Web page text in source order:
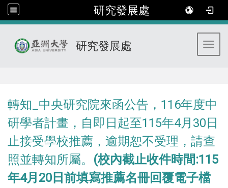
研究發展處
研究發展處
轉知_中央研究院來函公告，116年度中
研學者計畫，自即日起至115年4月30日
止接受學校推薦，逾期恕不受理，請查
照並轉知所屬。 (校內截止收件時間:115
年4月20日前填寫推薦名冊回覆電子檔